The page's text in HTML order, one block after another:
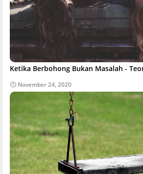
Ketika Berbohong Bukan Masalah -
November 24, 2020